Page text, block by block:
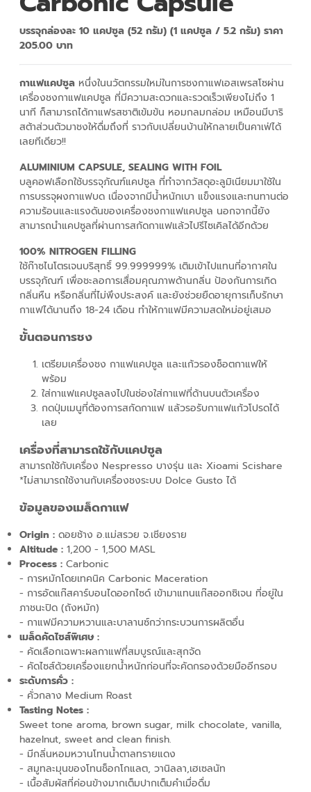
บรรจุกล่องละ 10 แคปซูล (52 กรัม) (1 แคปซูล / 5.2 กรัม) ราคา
205.00 บาท
กาแฟแคปซูล หนึ่งในนวัตกรรมใหม่ในการชงกาแฟเอสเพรสโซผ่าน
เครื่องชงกาแฟแคปซูล ที่มีความสะดวกและรวดเร็วเพียงไม่ถึง 1
นาที ก็สามารถได้กาแฟรสชาติเข้มข้น หอมกลมกล่อม เหมือนมีบาริ
สต้าส่วนตัวมาชงให้ดื่มถึงที่ ราวกับเปลี่ยนบ้านให้กลายเป็นคาเฟ่ได้
เลยทีเดียว!!
ALUMINIUM CAPSULE, SEALING WITH FOIL
บลูคอฟเลือกใช้บรรจุภัณฑ์แคปซูล ที่ทำจากวัสดุอะลูมิเนียมมาใช้ใน
การบรรจุผงกาแฟบด เนื่องจากมีน้ำหนักเบา แข็งแรงและทนทานต่อ
ความร้อนและแรงดันของเครื่องชงกาแฟแคปซูล นอกจากนี้ยัง
สามารถนำแคปซูลที่ผ่านการสกัดกาแฟแล้วไปรีไซเคิลได้อีกด้วย
100% NITROGEN FILLING
ใช้ก๊าซไนโตรเจนบริสุทธิ์ 99.999999% เติมเข้าไปแทนที่อากาศใน
บรรจุภัณฑ์ เพื่อชะลอการเสื่อมคุณภาพด้านกลิ่น ป้องกันการเกิด
กลิ่นหืน หรือกลิ่นที่ไม่พึงประสงค์ และยังช่วยยืดอายุการเก็บรักษา
กาแฟได้นานถึง 18-24 เดือน ทำให้กาแฟมีความสดใหม่อยู่เสมอ
ขั้นตอนการชง
เตรียมเครื่องชง กาแฟแคปซูล และแก้วรองช็อตกาแฟให้
พร้อม
ใส่กาแฟแคปซูลลงไปในช่องใส่กาแฟที่ด้านบนตัวเครื่อง
กดปุ่มเมนูที่ต้องการสกัดกาแฟ แล้วรอรับกาแฟแก้วโปรดได้
เลย
เครื่องที่สามารถใช้กับแคปซูล
สามารถใช้กับเครื่อง Nespresso บางรุ่น และ Xioami Scishare
*ไม่สามารถใช้งานกับเครื่องชงระบบ Dolce Gusto ได้
ข้อมูลของเมล็ดกาแฟ
Origin : ดอยช้าง อ.แม่สรวย จ.เชียงราย
Altitude : 1,200 - 1,500 MASL
Process : Carbonic
- การหมักโดยเทคนิค Carbonic Maceration
- การอัดแก๊สคาร์บอนไดออกไซด์ เข้ามาแทนแก๊สออกซิเจน ที่อยู่ใน
ภาชนะปิด (ถังหมัก)
- กาแฟมีความหวานและบาลานซ์กว่ากระบวนการผลิตอื่น
เมล็ดคัดไซส์พิเศษ:
- คัดเลือกเฉพาะผลกาแฟที่สมบูรณ์และสุกจัด
- คัดไซส์ด้วยเครื่องแยกน้ำหนักก่อนที่จะคัดกรองด้วยมืออีกรอบ
ระดับการคั่ว :
- คั่วกลาง Medium Roast
Tasting Notes :
Sweet tone aroma, brown sugar, milk chocolate, vanilla,
hazelnut, sweet and clean finish.
- มีกลิ่นหอมหวานโทนน้ำตาลทรายแดง
- สมูทละมุนของโทนช็อกโกแลต, วานิลลา,เฮเซลนัท
- เนื้อสัมผัสที่ค่อนข้างมากเต็มปากเต็มคำเมื่อดื่ม